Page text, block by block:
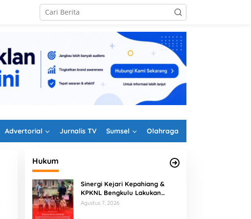
Advertorial Jurnalis TV Sumsel Olahraga
Hukum
Sinergi Kejari Kepahiang &
KPKNL Bengkulu Lakukan
Penilaian Barang Rampasan
Agustus 7, 2026